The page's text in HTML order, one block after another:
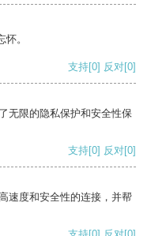
。
支持[0] 反对[0]
无限的隐私保护和安全性保
支持[0] 反对[0]
速度和安全性的连接，并帮